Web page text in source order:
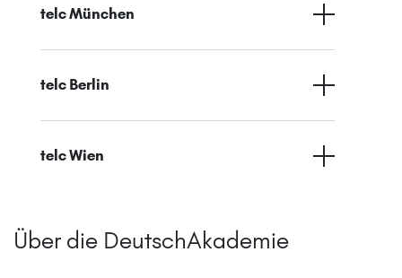
telc München
telc Berlin
telc Wien
Über die DeutschAkademie